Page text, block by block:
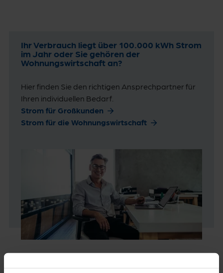
Ihr Verbrauch liegt über 100.000 kWh Strom
im Jahr oder Sie gehören der
Wohnungswirtschaft an?
Hier finden Sie den richtigen Ansprechpartner für
Ihren individuellen Bedarf.
Strom für Großkunden
Strom für die Wohnungswirtschaft